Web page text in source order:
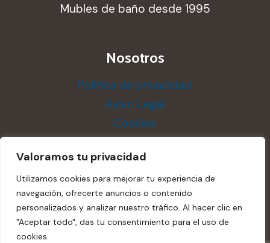
Valoramos tu privacidad
Utilizamos cookies para mejorar tu experiencia de
navegación, ofrecerte anuncios o contenido
personalizados y analizar nuestro tráfico. Al hacer clic en
"Aceptar todo", das tu consentimiento para el uso de
cookies.
Mubles de baño desde 1995
Nosotros
Política de privacidad
Aviso Legal
Cookies